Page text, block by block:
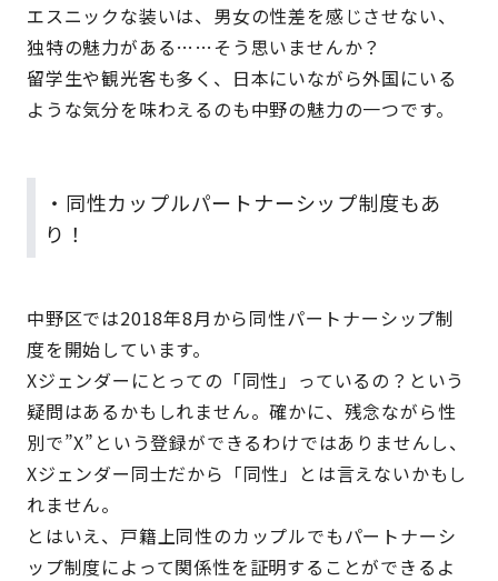
エスニックな装いは、男女の性差を感じさせない、
独特の魅力がある……そう思いませんか？
留学生や観光客も多く、日本にいながら外国にいる
ような気分を味わえるのも中野の魅力の一つです。
・同性カップルパートナーシップ制度もあ
り！
中野区では2018年8月から同性パートナーシップ制
度を開始しています。
Xジェンダーにとっての「同性」っているの？という
疑問はあるかもしれません。確かに、残念ながら性
別で”X”という登録ができるわけではありませんし、
Xジェンダー同士だから「同性」とは言えないかもし
れません。
とはいえ、戸籍上同性のカップルでもパートナーシ
ップ制度によって関係性を証明することができるよ